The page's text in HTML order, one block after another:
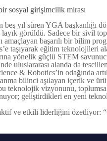
sosyal girişimcilik mirası
beş yıl süren YGA
layık görüldü. Sadece bir sivil
amaçlayan başarılı bir bilim
taşıyarak eğitim teknolojileri
yönelik güçlü STEM
uluslararası alanda da
& Robotics’in odağında
bilinci aşılayan içerik ve
teknolojik vizyonunu,
geliştirdikleri en yeni
ve etkili liderliğini özetliyor: